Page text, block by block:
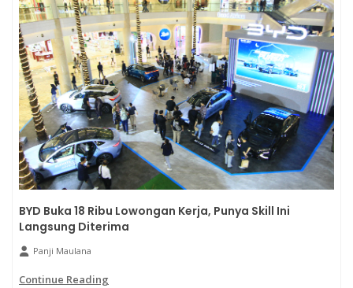
BYD Buka 18 Ribu Lowongan Kerja, Punya Skill Ini
Langsung Diterima
Panji Maulana
Continue Reading